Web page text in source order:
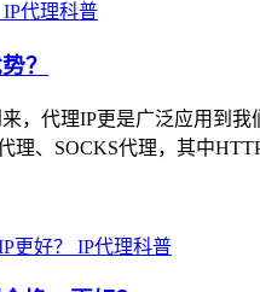
IP代理科普
？
，代理IP更是广泛应用到
理、SOCKS代理，其中
IP代理科普